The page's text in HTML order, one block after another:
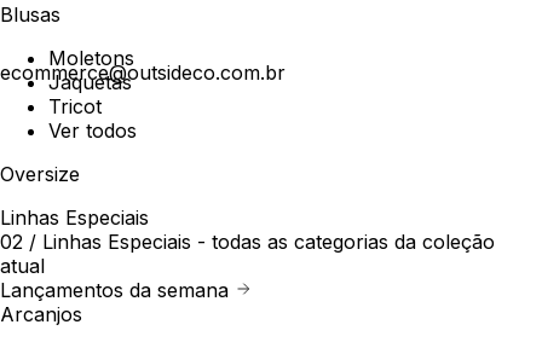
ecommerce@outsideco.com.br
Blusas
Moletons
Jaquetas
Tricot
Ver todos
Oversize
Linhas Especiais
02 / Linhas Especiais - todas as categorias da coleção
atual
Lançamentos da semana
Arcanjos